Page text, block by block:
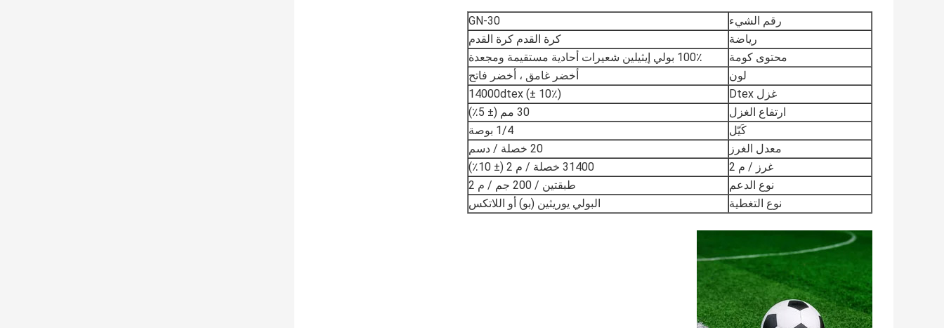
رقم الشيء
GN-30
رياضة
كرة القدم كرة القدم
محتوى كومة
100٪ بولي إيثيلين شعيرات أحادية مستقيمة ومجعدة
لون
أخضر غامق ، أخضر فاتح
غزل Dtex
14000dtex (± 10٪)
ارتفاع الغزل
30 مم (± 5٪)
كَيّل
1/4 بوصة
معدل الغرز
20 خصلة / دسم
غرز / م 2
31400 خصلة / م 2 (± 10٪)
نوع الدعم
طبقتين / 200 جم / م 2
نوع التغطية
البولي يوريثين (بو) أو اللاتكس